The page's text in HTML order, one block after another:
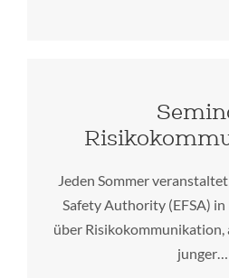
Jeden Sommer
Safety Authority (EFSA) in
über Risikokommunikation,
junger…